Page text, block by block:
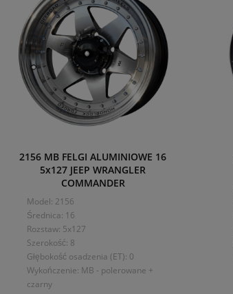
2156 MB FELGI ALUMINIOWE 16
5x127 JEEP WRANGLER
COMMANDER
Model: 2156
Średnica: 16
Rozstaw: 5x127
Szerokość: 8
Głębokość osadzenia (ET): 0
Wykończenie: MB - polerowane +
czarny